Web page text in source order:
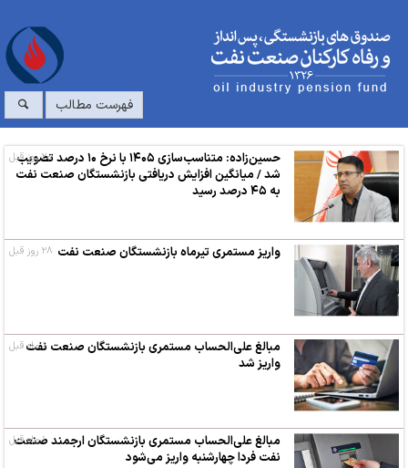
فهرست مطالب
حسین‌زاده: متناسب‌سازی ۱۴۰۵ با نرخ ۱۰ درصد تصویب
شد / میانگین افزایش دریافتی بازنشستگان صنعت نفت
به ۴۵ درصد رسید
۲۰ روز قبل
واریز مستمری تیرماه بازنشستگان صنعت نفت ۲۸ روز قبل
مبالغ علی‌الحساب مستمری بازنشستگان صنعت نفت
واریز شد
۱ ماه قبل
مبالغ علی‌الحساب مستمری بازنشستگان ارجمند صنعت
نفت فردا چهارشنبه واریز می‌شود
۱ ماه قبل